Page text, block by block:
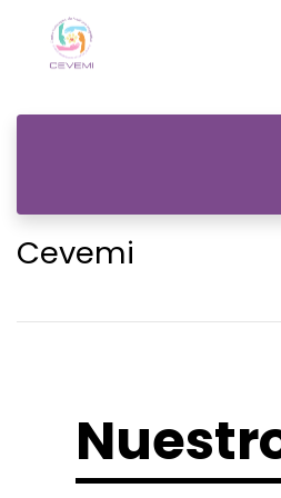
Cevemi